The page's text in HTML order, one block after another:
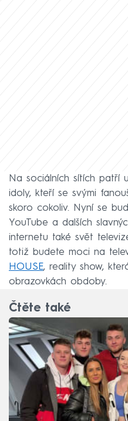
Na sociálních sítích patří
idoly, kteří se svými
skoro cokoliv. Nyní se
YouTube a dalších
internetu také svět
totiž budete moci na
HOUSE, reality show,
obrazovkách obdoby.
Čtěte také